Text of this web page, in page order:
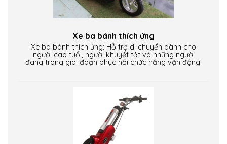
Xe ba bánh thích ứng
Xe ba bánh thích ứng: Hỗ trợ di chuyển dành cho
người cao tuổi, người khuyết tật và những người
đang trong giai đoạn phục hồi chức năng vận động.